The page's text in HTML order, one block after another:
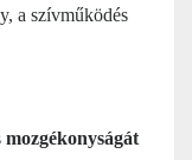
a szívműködés
mozgékonyságát